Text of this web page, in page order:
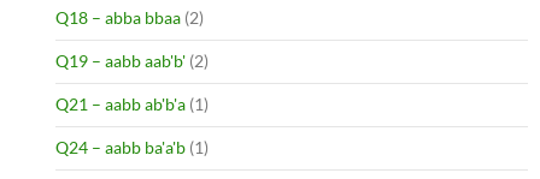
Q18 – abba bbaa (2)
Q19 – aabb aab'b' (2)
Q21 – aabb ab'b'a (1)
Q24 – aabb ba'a'b (1)